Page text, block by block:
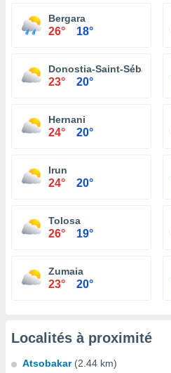
Bergara
26° 18°
Donostia-Saint-Sébastien
23° 20°
Hernani
24° 20°
Irun
24° 20°
Tolosa
26° 19°
Zumaia
23° 20°
Localités à proximité
Atsobakar (2.44 km)